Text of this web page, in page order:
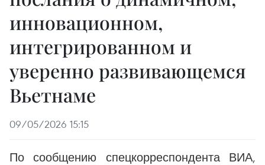
инновационном,
интегрированном и
уверенно развивающемся
Вьетнаме
09/05/2026 15:15
По сообщению спецкорреспондента ВИА,